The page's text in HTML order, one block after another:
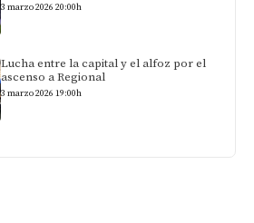
3 marzo 2026 20:00h
Lucha entre la capital y el alfoz por el
ascenso a Regional
3 marzo 2026 19:00h